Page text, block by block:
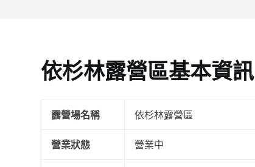
依杉林露營區基本資訊
露營場名稱 依杉林露營區
營業狀態 營業中